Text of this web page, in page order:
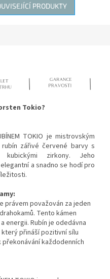
PRODUKTY
Tokio?
TOKIO je mistrovským
zářivé červené barvy s
kubickými zirkony. Jeho
a snadno se hodí pro
právem považován za jeden
Tento kámen
energii. Rubín je odedávna
přináší pozitivní sílu
každodenních